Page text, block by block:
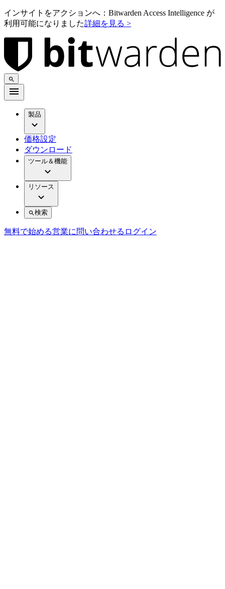
インサイトをアクションへ：Bitwarden Access Intelligence が
利用可能になりました詳細を見る >
製品
価格設定
ダウンロード
ツール＆機能
リソース
検索
無料で始める営業に問い合わせる ログイン